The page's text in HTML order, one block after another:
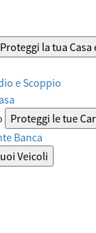
Proteggi la tua Casa
e Scoppio
Proteggi le tue
Banca
Veicoli